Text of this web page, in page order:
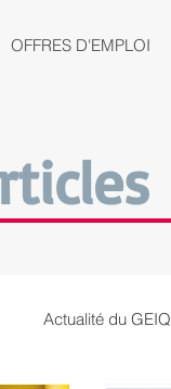
OFFRES D'EMPLOI
Actualité du GEIQ